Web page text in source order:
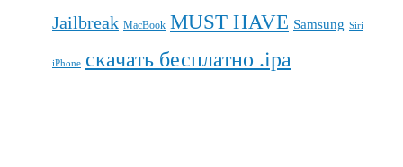
Jailbreak MacBook MUST HAVE Samsung Siri
iPhone скачать бесплатно .ipa